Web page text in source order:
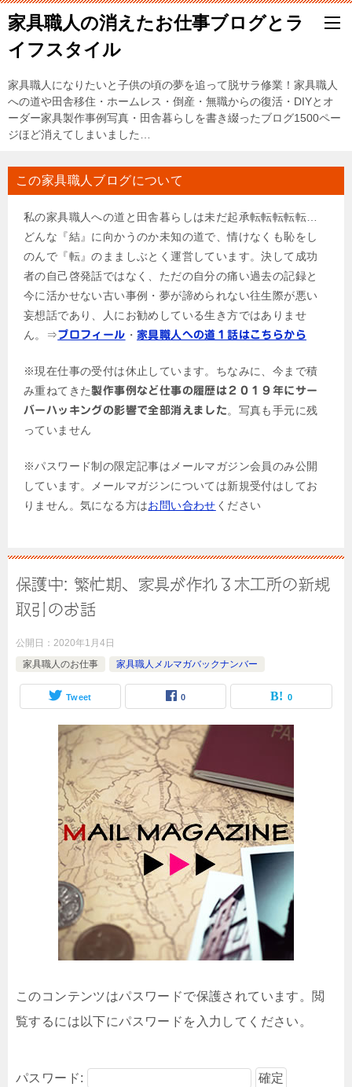
家具職人の消えたお仕事ブログとラ
イフスタイル
家具職人になりたいと子供の頃の夢を追って脱サラ修業！家具職人
への道や田舎移住・ホームレス・倒産・無職からの復活・DIYとオ
ーダー家具製作事例写真・田舎暮らしを書き綴ったブログ1500ペー
ジほど消えてしまいました…
この家具職人ブログについて
私の家具職人への道と田舎暮らしは未だ起承転転転転転…
どんな『結』に向かうのか未知の道で、情けなくも恥をし
のんで『転』のまましぶとく運営しています。決して成功
者の自己啓発話ではなく、ただの自分の痛い過去の記録と
今に活かせない古い事例・夢が諦められない往生際が悪い
妄想話であり、人にお勧めしている生き方ではありませ
ん。⇒プロフィール ・家具職人への道１話はこちらから
※現在仕事の受付は休止しています。ちなみに、今まで積
み重ねてきた製作事例など仕事の履歴は２０１９年にサー
バーハッキングの影響で全部消えました 。写真も手元に残
っていません
※パスワード制の限定記事はメールマガジン会員のみ公開
しています。メールマガジンについては新規受付はしてお
りません。気になる方はお問い合わせ ください
保護中: 繁忙期、家具が作れる木工所の新規
取引のお話
公開日： 2020年1月4日
家具職人のお仕事
家具職人メルマガバックナンバー
Tweet 0 0
このコンテンツはパスワードで保護されています。閲
覧するには以下にパスワードを入力してください。
パスワード: